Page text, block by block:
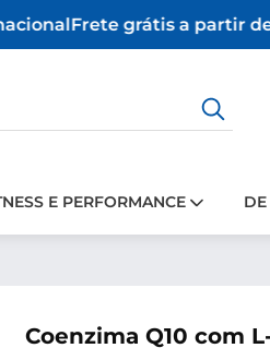
Frete grátis a partir de
E PERFORMANCE
Coenzima Q10 com